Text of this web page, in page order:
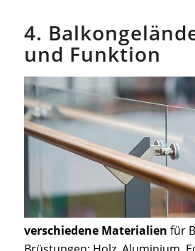
4.
und Funktion
verschiedene Materialien für